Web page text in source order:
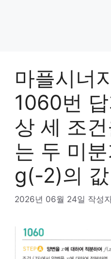
마플시너
1060번
상 세 조
는 두 미
g(-2)의 값
2026년 06월 24일 작성